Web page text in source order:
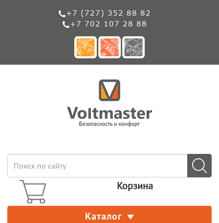
+7 (727) 352 88 82
+7 702 107 28 88
Корзина
Каталог